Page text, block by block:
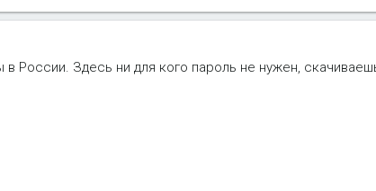
141.asf
в России. Здесь ни для кого пароль не нужен,